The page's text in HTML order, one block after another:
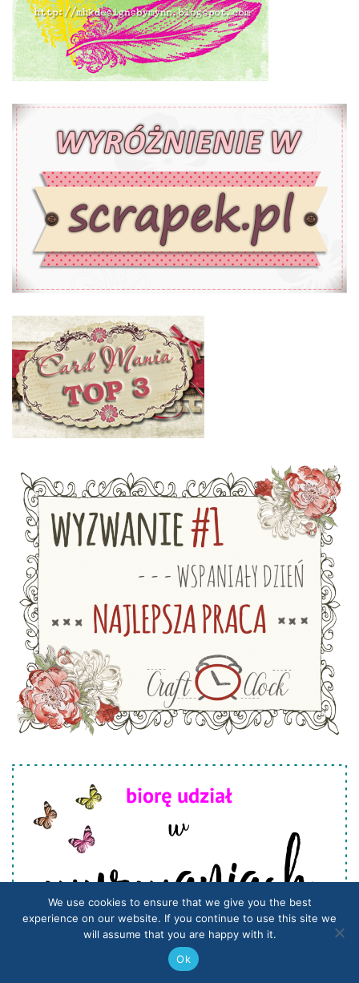
We use cookies to ensure that we give you the best
experience on our website. If you continue to use this site we
will assume that you are happy with it.
Ok